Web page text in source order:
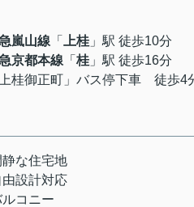
嵐山線 「 上桂 」駅 徒歩10分
京都本線 「 桂 」駅 徒歩16分
上桂御正町」バス停下車 徒歩4
静な住宅地
由設計対応
ルコニー